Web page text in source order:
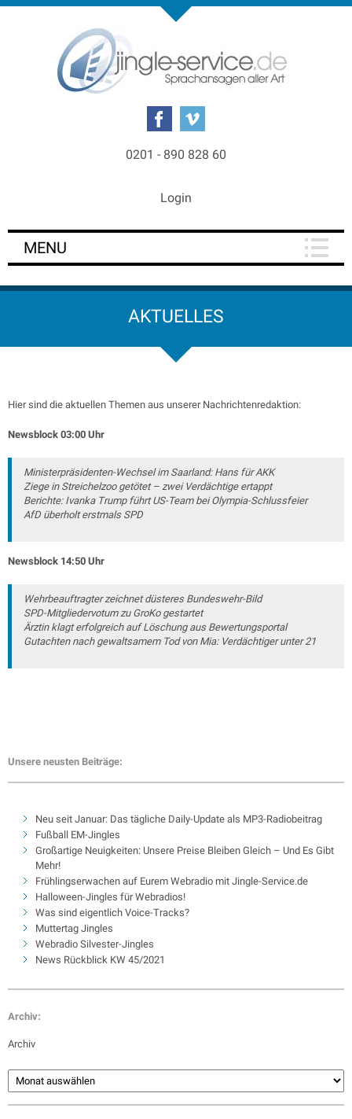
0201 - 890 828 60
Login
MENU
AKTUELLES
Hier sind die aktuellen Themen aus unserer Nachrichtenredaktion:
Newsblock 03:00 Uhr
Ministerpräsidenten-Wechsel im Saarland: Hans für AKK
Ziege in Streichelzoo getötet – zwei Verdächtige ertappt
Berichte: Ivanka Trump führt US-Team bei Olympia-Schlussfeier
AfD überholt erstmals SPD
Newsblock 14:50 Uhr
Wehrbeauftragter zeichnet düsteres Bundeswehr-Bild
SPD-Mitgliedervotum zu GroKo gestartet
Ärztin klagt erfolgreich auf Löschung aus Bewertungsportal
Gutachten nach gewaltsamem Tod von Mia: Verdächtiger unter 21
Unsere neusten Beiträge:
Neu seit Januar: Das tägliche Daily-Update als MP3-Radiobeitrag
Fußball EM-Jingles
Großartige Neuigkeiten: Unsere Preise Bleiben Gleich – Und Es Gibt
Mehr!
Frühlingserwachen auf Eurem Webradio mit Jingle-Service.de
Halloween-Jingles für Webradios!
Was sind eigentlich Voice-Tracks?
Muttertag Jingles
Webradio Silvester-Jingles
News Rückblick KW 45/2021
Archiv:
Archiv